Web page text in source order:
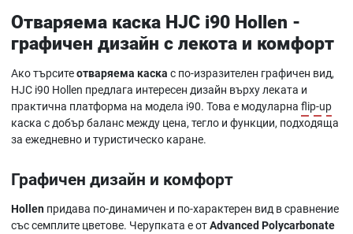
Отваряема каска HJC i90 Hollen -
графичен дизайн с лекота и комфорт
Ако търситеотваряема каска с по-изразителен графичен вид,
HJC i90 Hollen предлага интересен дизайн върху леката и
практична платформа на модела i90. Това е модуларна flip-up
каска с добър баланс между цена, тегло и функции, подходяща
за ежедневно и туристическо каране.
Графичен дизайн и комфорт
Hollen придава по-динамичен и по-характерен вид в сравнение
със семплите цветове. Черупката е отAdvanced Polycarbonate